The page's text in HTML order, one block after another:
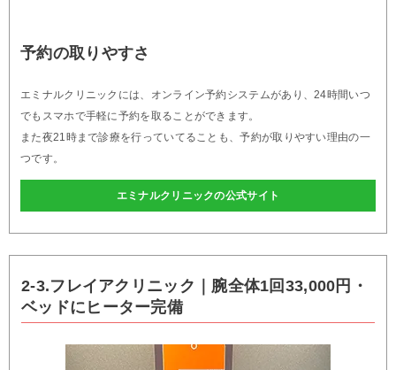
予約の取りやすさ
エミナルクリニックには、オンライン予約システムがあり、24時間いつ
でもスマホで手軽に予約を取ることができます。
また夜21時まで診療を行っていてることも、予約が取りやすい理由の一
つです。
エミナルクリニックの公式サイト
2-3.フレイアクリニック｜腕全体1回33,000円・
ベッドにヒーター完備